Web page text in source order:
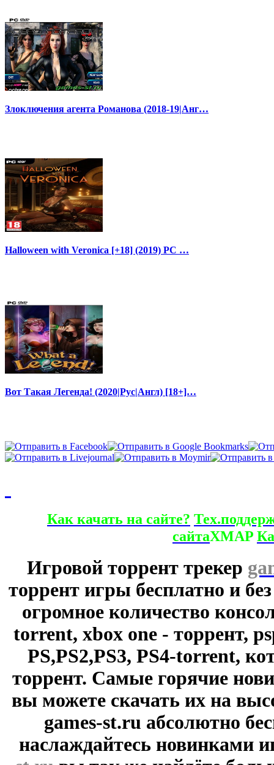
Злоключения агента Романова (2018-19|Анг…
Halloween with Veronica [+18] (2019) PC …
Вот Такая Легенда! (2020|Рус|Англ) [18+]…
Как качать на сайте?
сайтаXMAP
Игровой торрент трекер
торрент игры бесплатно и
огромное количество
torrent, xbox one - торрент,
PS,PS2,PS3, PS4-torrent,
торрент. Самые горячие
вы можете скачать их на
games-st.ru абсолютно
наслаждайтесь новинками